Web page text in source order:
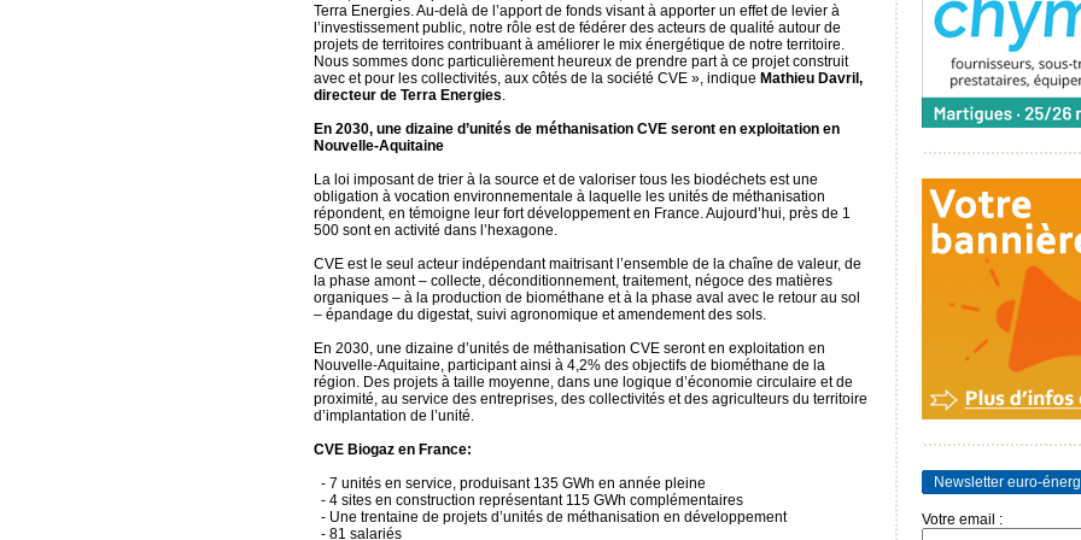
Terra Energies. Au-delà de l’apport de fonds visant à apporter un effet de levier à
l’investissement public, notre rôle est de fédérer des acteurs de qualité autour de
projets de territoires contribuant à améliorer le mix énergétique de notre territoire.
Nous sommes donc particulièrement heureux de prendre part à ce projet construit
avec et pour les collectivités, aux côtés de la société CVE », indique Mathieu Davril,
directeur de Terra Energies.
En 2030, une dizaine d’unités de méthanisation CVE seront en exploitation en
Nouvelle-Aquitaine
La loi imposant de trier à la source et de valoriser tous les biodéchets est une
obligation à vocation environnementale à laquelle les unités de méthanisation
répondent, en témoigne leur fort développement en France. Aujourd’hui, près de 1
500 sont en activité dans l’hexagone.
CVE est le seul acteur indépendant maitrisant l’ensemble de la chaîne de valeur, de
la phase amont – collecte, déconditionnement, traitement, négoce des matières
organiques – à la production de biométhane et à la phase aval avec le retour au sol
– épandage du digestat, suivi agronomique et amendement des sols.
En 2030, une dizaine d’unités de méthanisation CVE seront en exploitation en
Nouvelle-Aquitaine, participant ainsi à 4,2% des objectifs de biométhane de la
région. Des projets à taille moyenne, dans une logique d’économie circulaire et de
proximité, au service des entreprises, des collectivités et des agriculteurs du territoire
d’implantation de l’unité.
CVE Biogaz en France:
- 7 unités en service, produisant 135 GWh en année pleine
- 4 sites en construction représentant 115 GWh complémentaires
- Une trentaine de projets d’unités de méthanisation en développement
- 81 salariés
Newsletter euro-
Votre email :